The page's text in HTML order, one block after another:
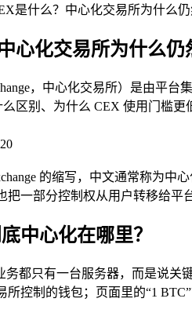
是什么？中心化交易所为什么仍
心化交易所为什么仍
，中心化交易所）是由平
区别、为什么 CEX 使用门槛更
的缩写，中文通常称为
把一部分控制权从用户转移给平台
中心化在哪里？
务都只有一台服务器，而是说关
所控制的钱包；页面里的“1